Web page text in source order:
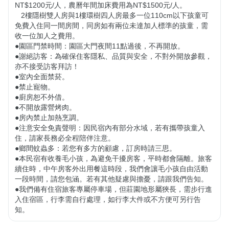
NT$1200元/人，農曆年間加床費用為NT$1500元/人。
免費入住同一間房間，同房如有兩位未達加人標準的孩童，需
收一位加人之費用。
●園區門禁時間：園區大門夜間11點過後，不再開放。
●謝絕訪客：為確保住客隱私、品質與安全，不對外開放參觀，
亦不接受訪客拜訪！
●室內全面禁菸。
●禁止寵物。
●廚房恕不外借。
●不開放露營烤肉。
●房內禁止加熱烹調。
●注意安全免責聲明：因民宿內有部分水域，若有攜帶孩童入
住，請家長務必全程陪伴注意。
●鄉間蚊蟲多：若您有多方的顧慮，訂房時請三思。
●本民宿有收養毛小孩，為避免干擾房客，平時都會隔離。旅客
續住時，中午房客外出用餐這時段，我們會讓毛小孩自由活動
一段時間，請您包涵。若有其他疑慮與擔憂，請跟我們告知。
●我們備有住宿旅客專屬停車場，但莊園地形屬狹長，需步行進
入住宿區，行李需自行處理，如行李大件或不方便可另行告
知。